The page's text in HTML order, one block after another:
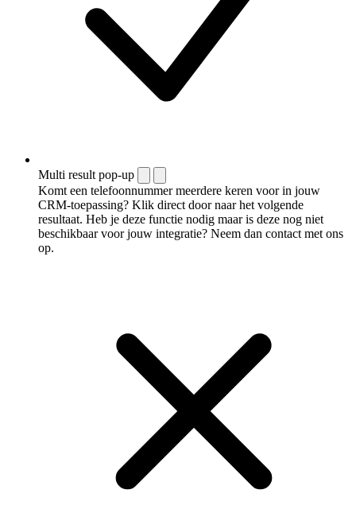
Multi result pop-up
Komt een telefoonnummer meerdere keren voor in jouw
CRM-toepassing? Klik direct door naar het volgende
resultaat. Heb je deze functie nodig maar is deze nog niet
beschikbaar voor jouw integratie? Neem dan contact met ons
op.